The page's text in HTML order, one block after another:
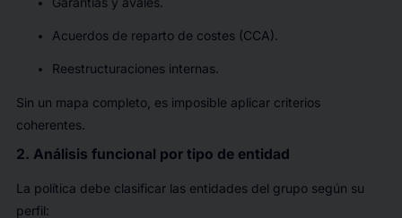
Acuerdos de reparto de costes (CCA).
Reestructuraciones internas.
Sin un mapa completo, es imposible aplicar criterios
coherentes.
2. Análisis funcional por tipo de entidad
La política debe clasificar las entidades del grupo según su
perfil: